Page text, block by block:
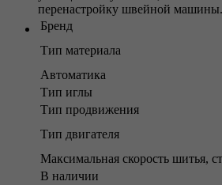
перенастройку швейной машины.
Бренд
Тип материала
Автоматика
Тип иглы
Тип продвижения
Тип двигателя
Максимальная скорость шитья,
В наличии